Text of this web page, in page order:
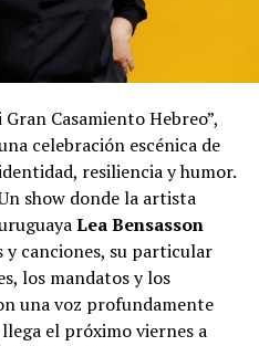
espectáculo de humor y
de La Chirichota
del pasado – como
– que regresan al
con sorpresa, sarcasmo y
musicales que
son examinados
Gran Casamiento Hebreo”,
celebración escénica de
resiliencia y humor.
show donde la artista
Lea Bensasson
canciones, su particular
los mandatos y los
una voz profundamente
el próximo viernes a